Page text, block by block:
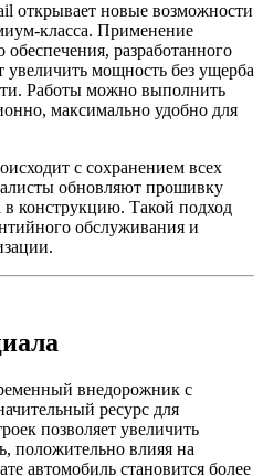
открывает новые возможности
класса. Применение
разработанного
увеличить мощность без ущерба
Работы можно выполнить
максимально удобно для
с сохранением всех
обновляют прошивку
в конструкцию. Такой подход
обслуживания и
внедорожник с
ресурс для
позволяет увеличить
положительно влияя на
автомобиль становится более